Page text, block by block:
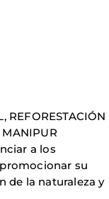
REFORESTACIÓN
MANIPUR
a los
su
de la naturaleza y